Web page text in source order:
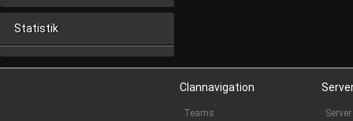
Statistik
Clannavigation
Teams
Server